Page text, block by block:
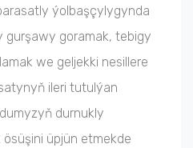
ýolbaşçylygynda
gurşawy goramak, tebigy
we geljekki nesillere
ileri tutulýan
durnukly
üpjün etmekde